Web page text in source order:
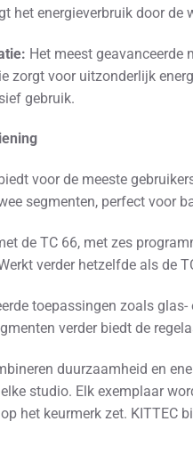
het energieverbruik door de
Het meest geavanceerde
zorgt voor uitzonderlijk
gebruik.
voor de meeste
segmenten, perfect voor
de TC 66, met zes
verder hetzelfde als de
toepassingen zoals
verder biedt de
duurzaamheid en
studio. Elk exemplaar
het keurmerk zet. KITTEC